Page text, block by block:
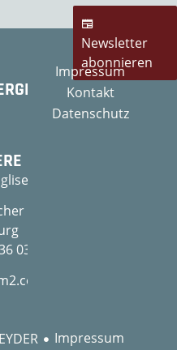
Newsletter
abonnieren
03
Impressum
Kontakt
Datenschutz
Impressum